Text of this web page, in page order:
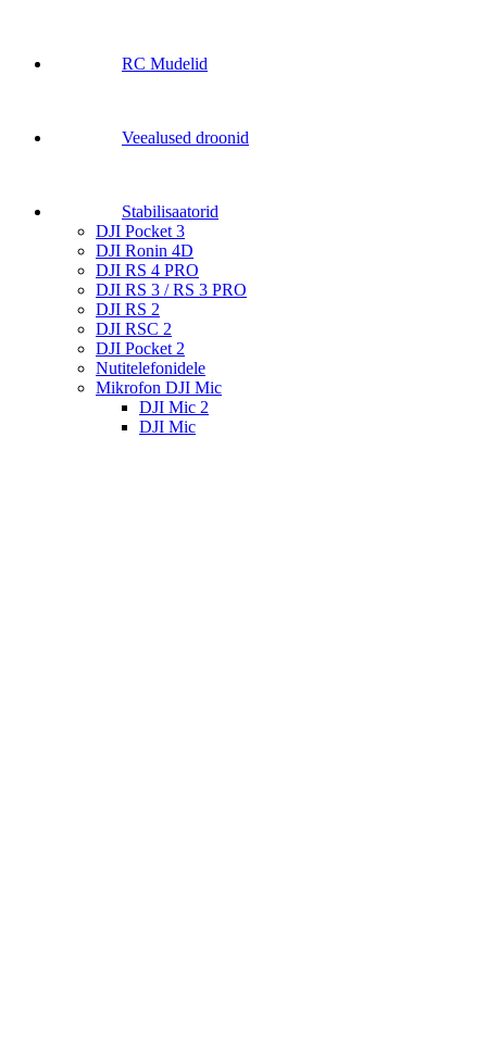
RC Mudelid
Veealused droonid
Stabilisaatorid
DJI Pocket 3
DJI Ronin 4D
DJI RS 4 PRO
DJI RS 3 / RS 3 PRO
DJI RS 2
DJI RSC 2
DJI Pocket 2
Nutitelefonidele
Mikrofon DJI Mic
DJI Mic 2
DJI Mic